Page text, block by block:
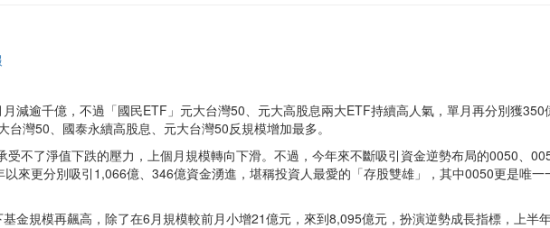
減逾千億，不過「國民ETF」元大台灣50、元大高股息兩大ETF持續高人氣，單月再分別獲
灣50、國泰永續高股息、元大台灣50反規模增加最多。
不了淨值下跌的壓力，上個月規模轉向下滑。不過，今年來不斷吸引資金逆勢布局的0050、
來更分別吸引1,066億、346億資金湧進，堪稱投資人最愛的「存股雙雄」，其中0050更是唯
金規模再飆高，除了在6月規模較前月小增21億元，來到8,095億元，扮演逆勢成長指標，上半